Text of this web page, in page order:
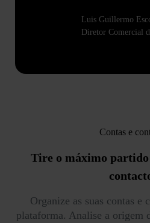
Luis Guillermo
Diretor Comercial
Contas e
Tire o máximo partido
Organize as suas contas e
plataforma. Analise a origem